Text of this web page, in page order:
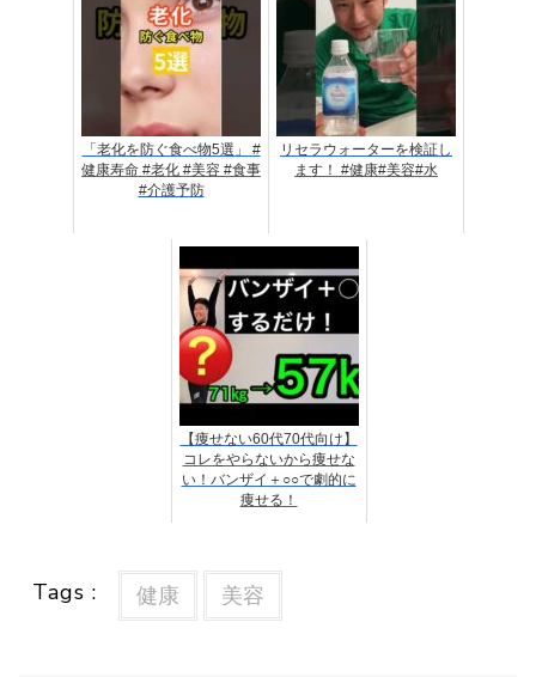
「老化を防ぐ食べ物5選」 #
健康寿命 #老化 #美容 #食事
#介護予防
リセラウォーターを検証し
ます！ #健康#美容#水
【痩せない60代70代向け】
コレをやらないから痩せな
い！バンザイ＋○○で劇的に
痩せる！
Tags : 健康 美容